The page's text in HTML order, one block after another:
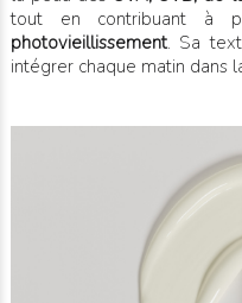
tout en contribuant à
photovieillissement. Sa
intégrer chaque matin dans